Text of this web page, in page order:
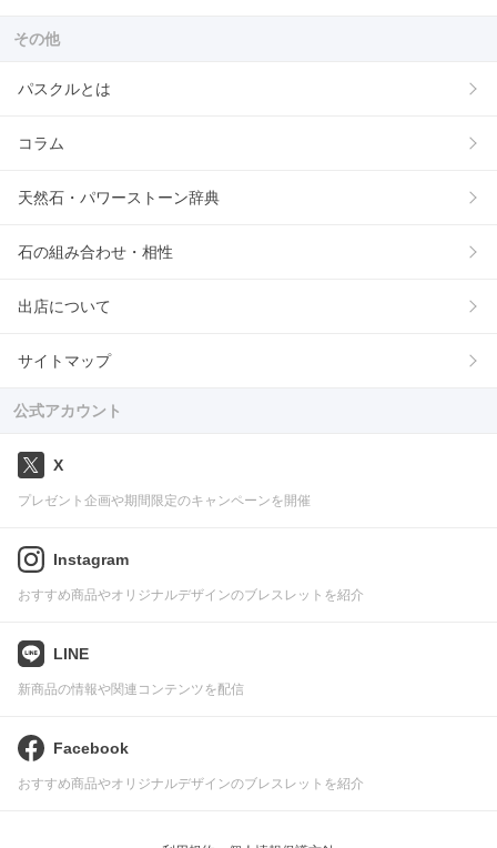
その他
パスクルとは
コラム
天然石・パワーストーン辞典
石の組み合わせ・相性
出店について
サイトマップ
公式アカウント
X
プレゼント企画や期間限定のキャンペーンを開催
Instagram
おすすめ商品やオリジナルデザインのブレスレットを紹介
LINE
新商品の情報や関連コンテンツを配信
Facebook
おすすめ商品やオリジナルデザインのブレスレットを紹介